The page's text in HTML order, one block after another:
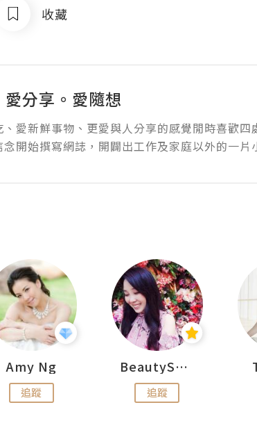
收藏
分享。愛隨想
、愛新鮮事物、更愛與人分享的感覺閒時喜歡
念開始撰寫網誌，開闢出工作及家庭以外的一片
Amy Ng
追蹤
BeautySearch
追蹤